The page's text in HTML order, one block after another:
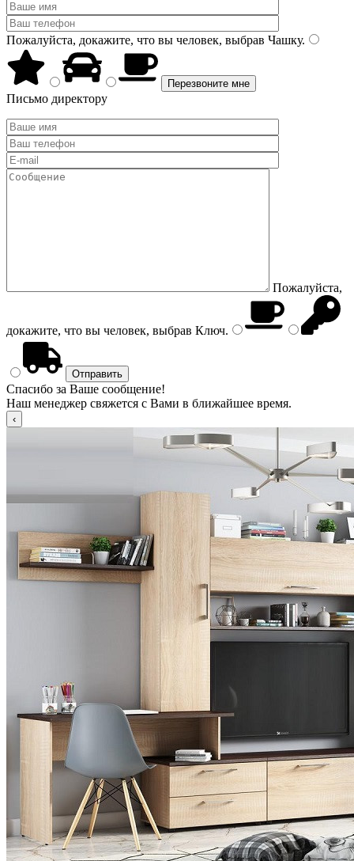
Пожалуйста, докажите, что вы человек, выбрав Чашку.
Письмо директору
Пожалуйста,
докажите, что вы человек, выбрав Ключ.
Спасибо за Ваше сообщение!
Наш менеджер свяжется с Вами в ближайшее время.